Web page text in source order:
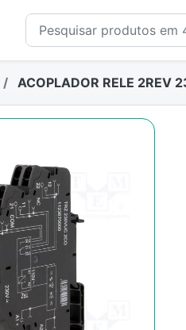
ACOPLADOR RELE 2REV